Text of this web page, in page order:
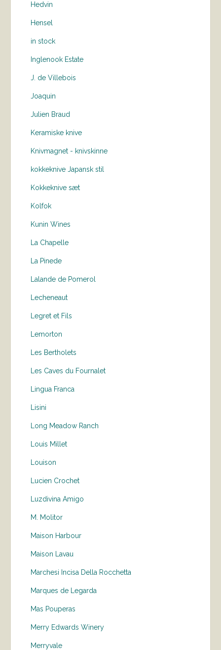
Hedvin
Hensel
in stock
Inglenook Estate
J. de Villebois
Joaquin
Julien Braud
Keramiske knive
Knivmagnet - knivskinne
kokkeknive Japansk stil
Kokkeknive sæt
Kolfok
Kunin Wines
La Chapelle
La Pinede
Lalande de Pomerol
Lecheneaut
Legret et Fils
Lemorton
Les Bertholets
Les Caves du Fournalet
Lingua Franca
Lisini
Long Meadow Ranch
Louis Millet
Louison
Lucien Crochet
Luzdivina Amigo
M. Molitor
Maison Harbour
Maison Lavau
Marchesi Incisa Della Rocchetta
Marques de Legarda
Mas Pouperas
Merry Edwards Winery
Merryvale